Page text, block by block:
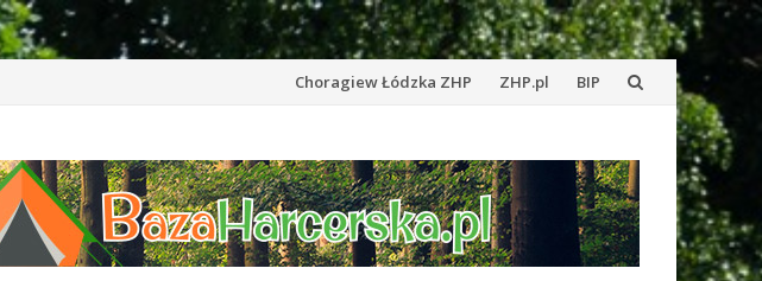
Przejdź
treści
Choragiew Łódzka ZHP ZHP.pl BIP